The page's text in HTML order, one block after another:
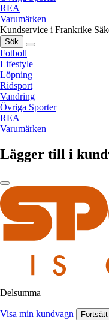
REA
Varumärken
Kundservice i Frankrike
Sök
Fotboll
Lifestyle
Löpning
Ridsport
Vandring
Övriga Sporter
REA
Varumärken
Lägger till i
Delsumma
Visa min kundvagn